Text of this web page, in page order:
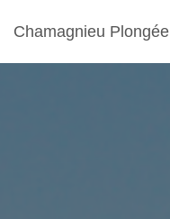
Chamagnieu Plongée